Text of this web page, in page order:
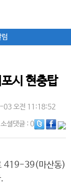
시 현충탑
오전 11:18:52
소셜댓글: 0
419-39(마산동)